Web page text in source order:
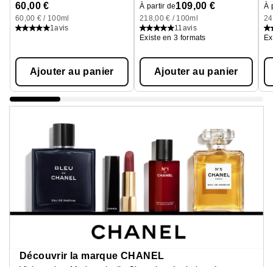
60,00 €
60,00 € / 100ml
1avis
Ajouter au panier
À partir de109,00 €
218,00 € / 100ml
11avis
Existe en 3 formats
Ajouter au panier
À
Découvrir la marque CHANEL